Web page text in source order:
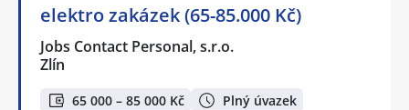
elektro zakázek (65-85.000 Kč)
Jobs Contact Personal, s.r.o.
Zlín
65 000 – 85 000 Kč Plný úvazek